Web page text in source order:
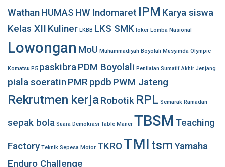
WathanHUMAS HW Indomaret IPM Karya siswa
Kelas XII Kuliner LKBB LKS SMK loker Lomba Nasional
Lowongan MoU Muhammadiyah Boyolali Musyimda Olympic
Komatsu P5 paskibra PDM Boyolali Penilaian Sumatif Akhir Jenjang
piala soeratinPMR ppdb PWM Jateng
Rekrutmen kerja Robotik RPL Semarak Ramadan
sepak bola Suara Demokrasi Table Maner TBSM Teaching
Factory Teknik Sepesa Motor TKROTMI tsmYamaha
Enduro Challenge